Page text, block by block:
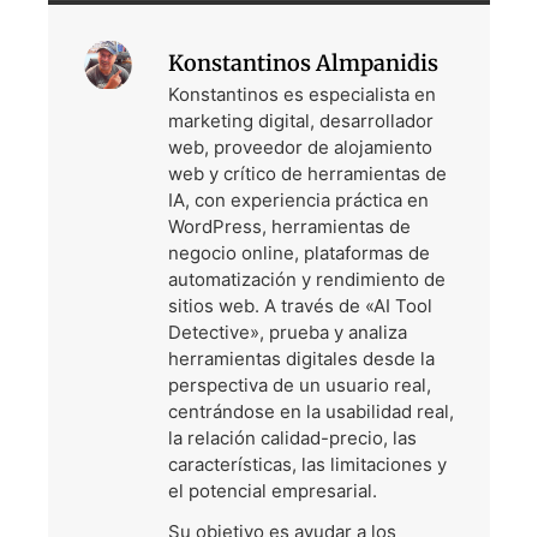
Konstantinos Almpanidis
Konstantinos es especialista en
marketing digital, desarrollador
web, proveedor de alojamiento
web y crítico de herramientas de
IA, con experiencia práctica en
WordPress, herramientas de
negocio online, plataformas de
automatización y rendimiento de
sitios web. A través de «AI Tool
Detective», prueba y analiza
herramientas digitales desde la
perspectiva de un usuario real,
centrándose en la usabilidad real,
la relación calidad-precio, las
características, las limitaciones y
el potencial empresarial.
Su objetivo es ayudar a los